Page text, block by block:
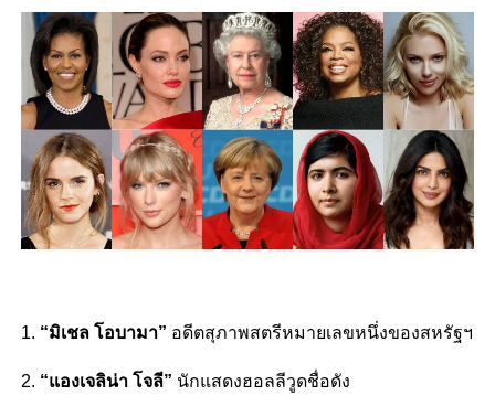
1. “มิเชล โอบามา” อดีตสุภาพสตรีหมายเลขหนึ่งของสหรัฐฯ
2. “แองเจลิน่า โจลี” นักแสดงฮอลลีวูดชื่อดัง